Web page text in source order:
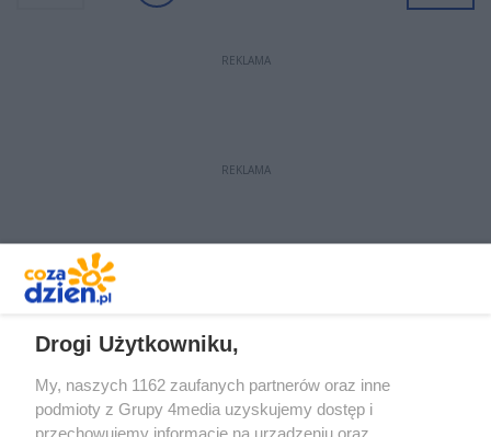
REKLAMA
REKLAMA
Drogi Użytkowniku,
My, naszych 1162 zaufanych partnerów oraz inne
podmioty z Grupy 4media uzyskujemy dostęp i
przechowujemy informacje na urządzeniu oraz